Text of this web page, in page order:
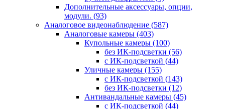
Дополнительные аксессуары, опции,
модули. (93)
Аналоговое видеонаблюдение (587)
Аналоговые камеры (403)
Купольные камеры (100)
без ИК-подсветки (56)
с ИК-подсветкой (44)
Уличные камеры (155)
с ИК-подсветкой (143)
без ИК-подсветки (12)
Антивандальные камеры (45)
с ИК-подсветкой (44)